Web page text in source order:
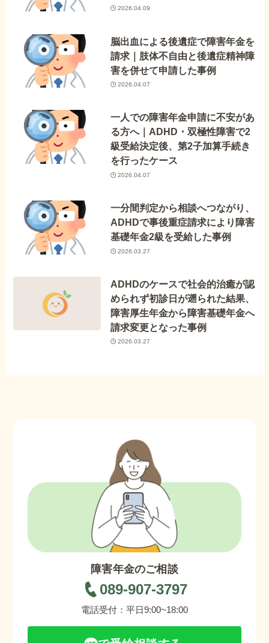
2026.04.09
脳出血による後遺症で障害年金を
請求｜肢体不自由と後遺症精神障
害を併せて申請した事例
2026.04.07
一人での障害年金申請に不安があ
る方へ｜ADHD・双極性障害で2
級受給決定後、第2子加算手続き
を行ったケース
2026.04.07
一分間判定から相談へつながり、
ADHDで事後重症請求により障害
基礎年金2級を受給した事例
2026.03.27
ADHDのケースで社会的治癒が認
められず初診日が遡られた結果、
障害厚生年金から障害基礎年金へ
請求変更となった事例
2026.03.27
障害年金のご相談
089-907-3797
電話受付：平日9:00~18:00